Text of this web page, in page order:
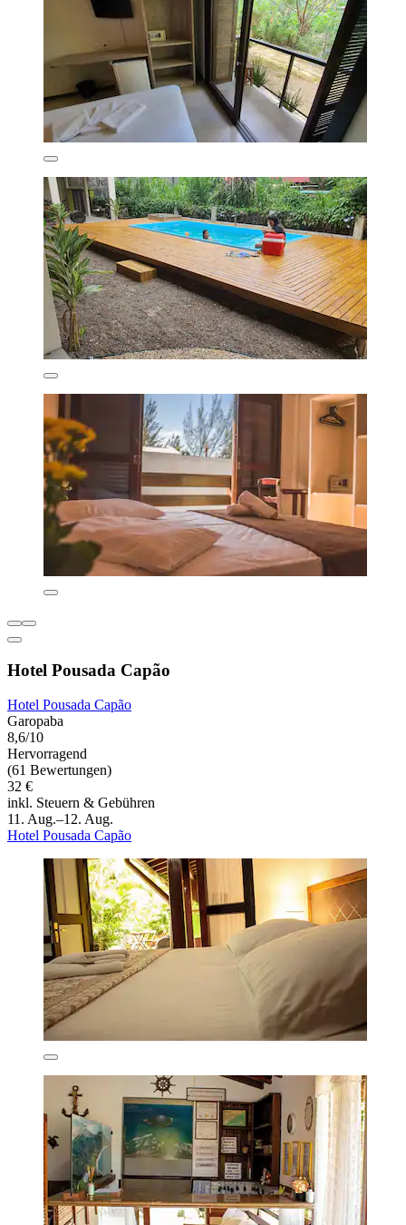
Hotel Pousada Capão
Hotel Pousada Capão
Garopaba
8,6/10
Hervorragend
(61 Bewertungen)
32 €
inkl. Steuern & Gebühren
11. Aug.–12. Aug.
Hotel Pousada Capão